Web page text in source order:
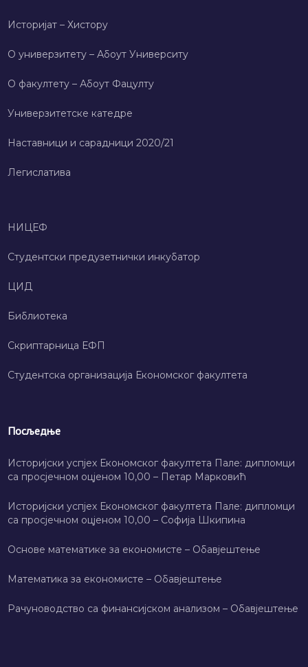
Историјат – Хисторy
О универзитету – Абоут Университy
О факултету – Абоут Фацултy
Универзитетске катедре
Наставници и сарадници 2020/21
Легислатива
НИЦЕФ
Студентски предузетнички инкубатор
ЦИД
Библиотека
Скриптарница ЕФП
Студентска организација Економског факултета
Посљедње
Историјски успјех Економског факултета Пале: дипломци
са просјечном оцјеном 10,00 – Петар Марковић
Историјски успјех Економског факултета Пале: дипломци
са просјечном оцјеном 10,00 – Софија Шкипина
Основе математике за економисте – Обавјештење
Математика за економисте – Обавјештење
Рачуноводство са финансијском анализом – Обавјештење